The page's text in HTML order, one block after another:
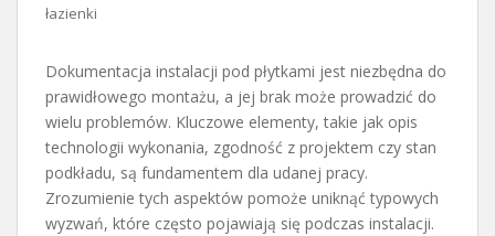
łazienki
Dokumentacja instalacji pod płytkami jest niezbędna do
prawidłowego montażu, a jej brak może prowadzić do
wielu problemów. Kluczowe elementy, takie jak opis
technologii wykonania, zgodność z projektem czy stan
podkładu, są fundamentem dla udanej pracy.
Zrozumienie tych aspektów pomoże uniknąć typowych
wyzwań, które często pojawiają się podczas instalacji.